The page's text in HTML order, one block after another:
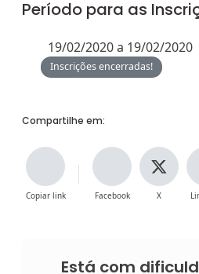
Período para as
19/02/2020 a 19/02/2020
Inscrições encerradas!
Compartilhe em:
Copiar link Facebook X
Está com